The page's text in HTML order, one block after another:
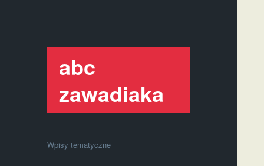
abc
zawadiaka
Wpisy tematyczne